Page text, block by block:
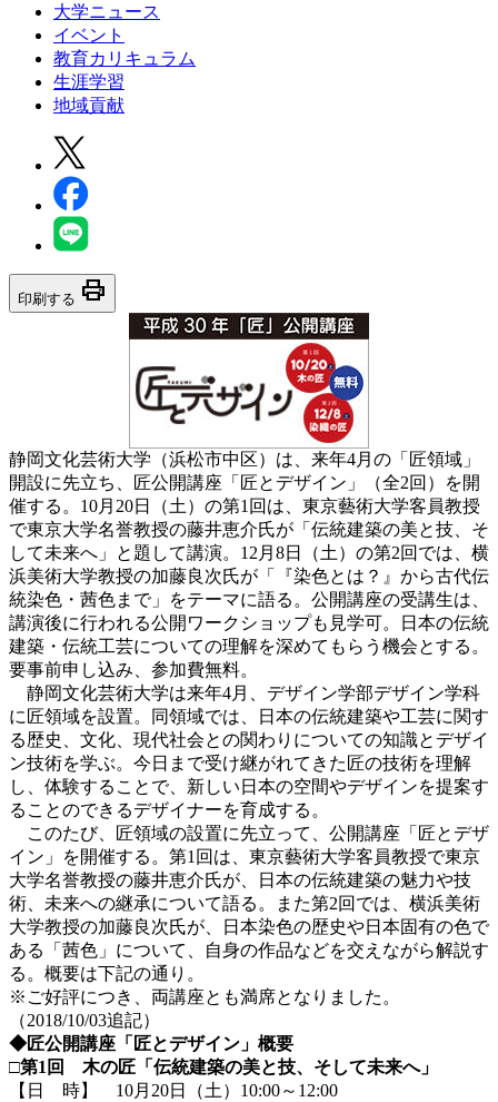
大学ニュース
イベント
教育カリキュラム
生涯学習
地域貢献
印刷する print
静岡文化芸術大学（浜松市中区）は、来年4月の「匠領域」
開設に先立ち、匠公開講座「匠とデザイン」（全2回）を開
催する。10月20日（土）の第1回は、東京藝術大学客員教授
で東京大学名誉教授の藤井恵介氏が「伝統建築の美と技、そ
して未来へ」と題して講演。12月8日（土）の第2回では、横
浜美術大学教授の加藤良次氏が「『染色とは？』から古代伝
統染色・茜色まで」をテーマに語る。公開講座の受講生は、
講演後に行われる公開ワークショップも見学可。日本の伝統
建築・伝統工芸についての理解を深めてもらう機会とする。
要事前申し込み、参加費無料。
静岡文化芸術大学は来年4月、デザイン学部デザイン学科
に匠領域を設置。同領域では、日本の伝統建築や工芸に関す
る歴史、文化、現代社会との関わりについての知識とデザイ
ン技術を学ぶ。今日まで受け継がれてきた匠の技術を理解
し、体験することで、新しい日本の空間やデザインを提案す
ることのできるデザイナーを育成する。
このたび、匠領域の設置に先立って、公開講座「匠とデザ
イン」を開催する。第1回は、東京藝術大学客員教授で東京
大学名誉教授の藤井恵介氏が、日本の伝統建築の魅力や技
術、未来への継承について語る。また第2回では、横浜美術
大学教授の加藤良次氏が、日本染色の歴史や日本固有の色で
ある「茜色」について、自身の作品などを交えながら解説す
る。概要は下記の通り。
※ご好評につき、両講座とも満席となりました。
（2018/10/03追記）
◆匠公開講座「匠とデザイン」概要
□第1回 木の匠「伝統建築の美と技、そして未来へ」
【日 時】 10月20日（土）10:00～12:00